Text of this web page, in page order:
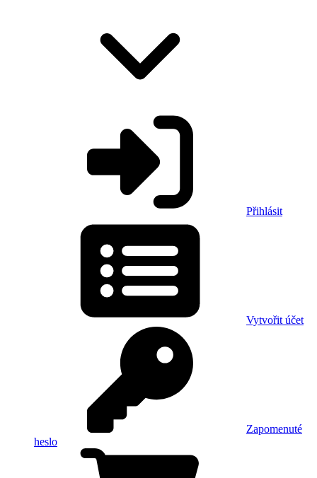
Přihlásit
Vytvořit účet
Zapomenuté
heslo